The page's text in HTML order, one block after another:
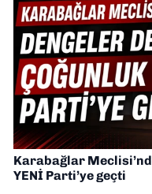
Karabağlar
YENİ Parti’ye geçti